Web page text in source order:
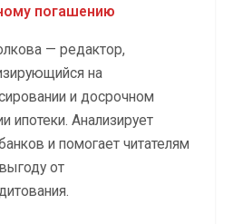
погашению
— редактор,
на
и досрочном
ипотеки. Анализирует
и помогает читателям
от